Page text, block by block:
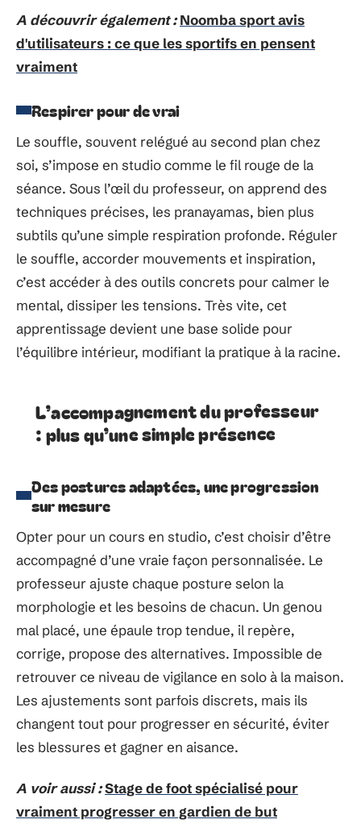
A découvrir également : Noomba sport avis
d'utilisateurs : ce que les sportifs en pensent
vraiment
Respirer pour de vrai
Le souffle, souvent relégué au second plan chez
soi, s’impose en studio comme le fil rouge de la
séance. Sous l’œil du professeur, on apprend des
techniques précises, les pranayamas, bien plus
subtils qu’une simple respiration profonde. Réguler
le souffle, accorder mouvements et inspiration,
c’est accéder à des outils concrets pour calmer le
mental, dissiper les tensions. Très vite, cet
apprentissage devient une base solide pour
l’équilibre intérieur, modifiant la pratique à la racine.
L’accompagnement du professeur
: plus qu’une simple présence
Des postures adaptées, une progression
sur mesure
Opter pour un cours en studio, c’est choisir d’être
accompagné d’une vraie façon personnalisée. Le
professeur ajuste chaque posture selon la
morphologie et les besoins de chacun. Un genou
mal placé, une épaule trop tendue, il repère,
corrige, propose des alternatives. Impossible de
retrouver ce niveau de vigilance en solo à la maison.
Les ajustements sont parfois discrets, mais ils
changent tout pour progresser en sécurité, éviter
les blessures et gagner en aisance.
A voir aussi :Stage de foot spécialisé pour
vraiment progresser en gardien de but